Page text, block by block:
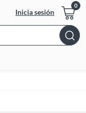
Inicia sesión